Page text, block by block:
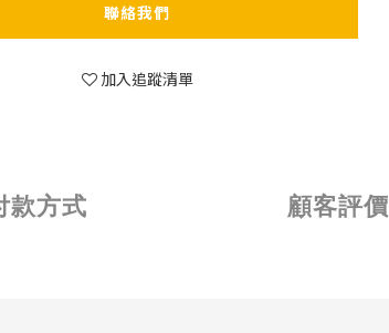
聯絡我們
加入追蹤清單
款方式 顧客評價